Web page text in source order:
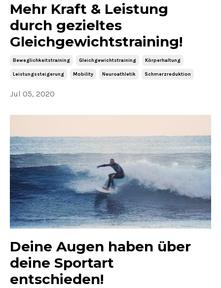
Mehr Kraft & Leistung
durch gezieltes
Gleichgewichtstraining!
Beweglichkeitstraining Gleichgewichtstraining Körperhaltung
Leistungssteigerung Mobility Neuroathletik Schmerzreduktion
Jul 05, 2020
Deine Augen haben über
deine Sportart
entschieden!